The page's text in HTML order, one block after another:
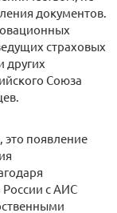
документов.
страховых
других
Союза
это появление
с АИС